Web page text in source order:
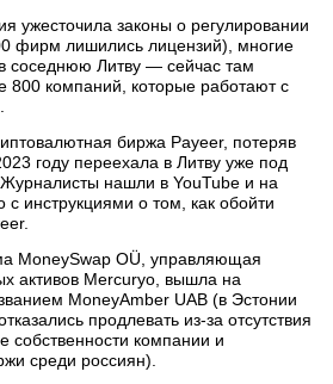
ужесточила законы о регулировании
фирм лишились лицензий), многие
соседнюю Литву — сейчас там
800 компаний, которые работают с
биржа Payeer, потеряв
году переехала в Литву уже под
нашли в YouTube и на
с инструкциями о том, как обойти
MoneySwap OÜ, управляющая
активов Mercuryo, вышла на
MoneyAmber UAB (в Эстонии
продлевать из-за отсутствия
собственности компании и
среди россиян).